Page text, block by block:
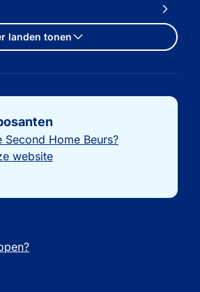
landen tonen
Second Home Beurs?
website